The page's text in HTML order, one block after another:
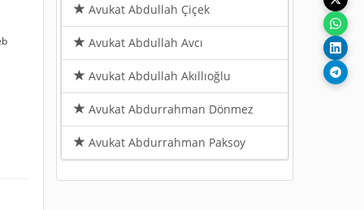
Avukat Abdullah Çiçek
Avukat Abdullah Avcı
Avukat Abdullah Akıllıoğlu
Avukat Abdurrahman Dönmez
Avukat Abdurrahman Paksoy